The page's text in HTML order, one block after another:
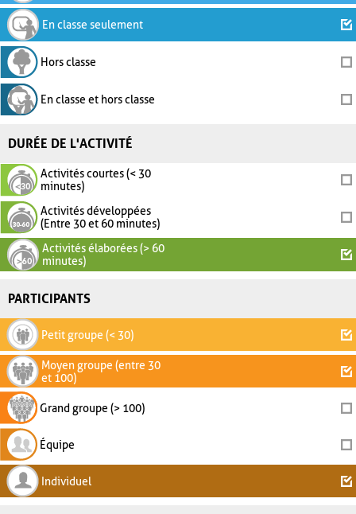
En classe seulement
Hors classe
En classe et hors classe
DURÉE DE L'ACTIVITÉ
Activités courtes (< 30
minutes)
Activités développées
(Entre 30 et 60 minutes)
Activités élaborées (> 60
minutes)
PARTICIPANTS
Petit groupe (< 30)
Moyen groupe (entre 30
et 100)
Grand groupe (> 100)
Équipe
Individuel